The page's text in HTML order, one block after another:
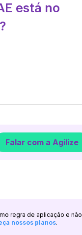
está no
Falar com a Agilize
regra de aplicação e não
nossos planos.